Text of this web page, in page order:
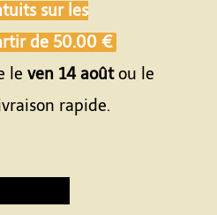
sur les
de 50.00 €
le ven 14 aoûtou le
rapide.